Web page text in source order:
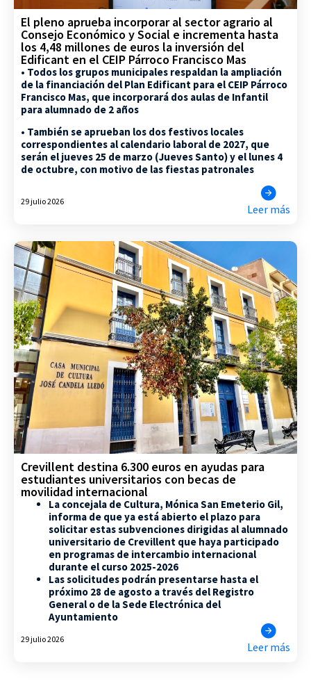
El pleno aprueba incorporar al sector agrario al
Consejo Económico y Social e incrementa hasta
los 4,48 millones de euros la inversión del
Edificant en el CEIP Párroco Francisco Mas
• Todos los grupos municipales respaldan la ampliación
de la financiación del Plan Edificant para el CEIP Párroco
Francisco Mas, que incorporará dos aulas de Infantil
para alumnado de 2 años
• También se aprueban los dos festivos locales
correspondientes al calendario laboral de 2027, que
serán el jueves 25 de marzo (Jueves Santo) y el lunes 4
de octubre, con motivo de las fiestas patronales
29 julio 2026
Leer más
Crevillent destina 6.300 euros en ayudas para
estudiantes universitarios con becas de
movilidad internacional
La concejala de Cultura, Mónica San Emeterio Gil,
informa de que ya está abierto el plazo para
solicitar estas subvenciones dirigidas al alumnado
universitario de Crevillent que haya participado
en programas de intercambio internacional
durante el curso 2025-2026
Las solicitudes podrán presentarse hasta el
próximo 28 de agosto a través del Registro
General o de la Sede Electrónica del
Ayuntamiento
29 julio 2026
Leer más